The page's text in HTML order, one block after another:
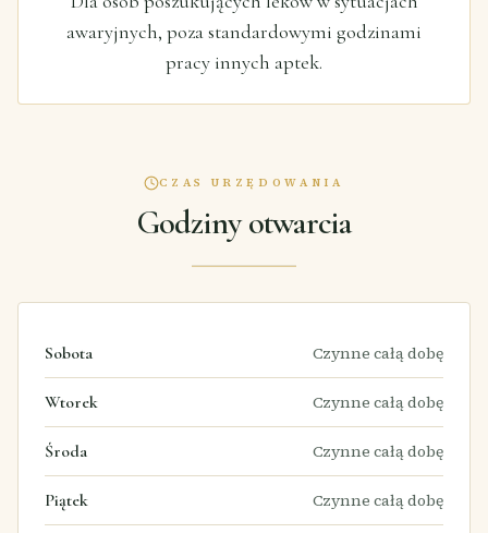
awaryjnych, poza standardowymi godzinami
pracy innych aptek.
CZAS URZĘDOWANIA
Godziny otwarcia
Sobota Czynne całą dobę
Wtorek Czynne całą dobę
Środa Czynne całą dobę
Piątek Czynne całą dobę